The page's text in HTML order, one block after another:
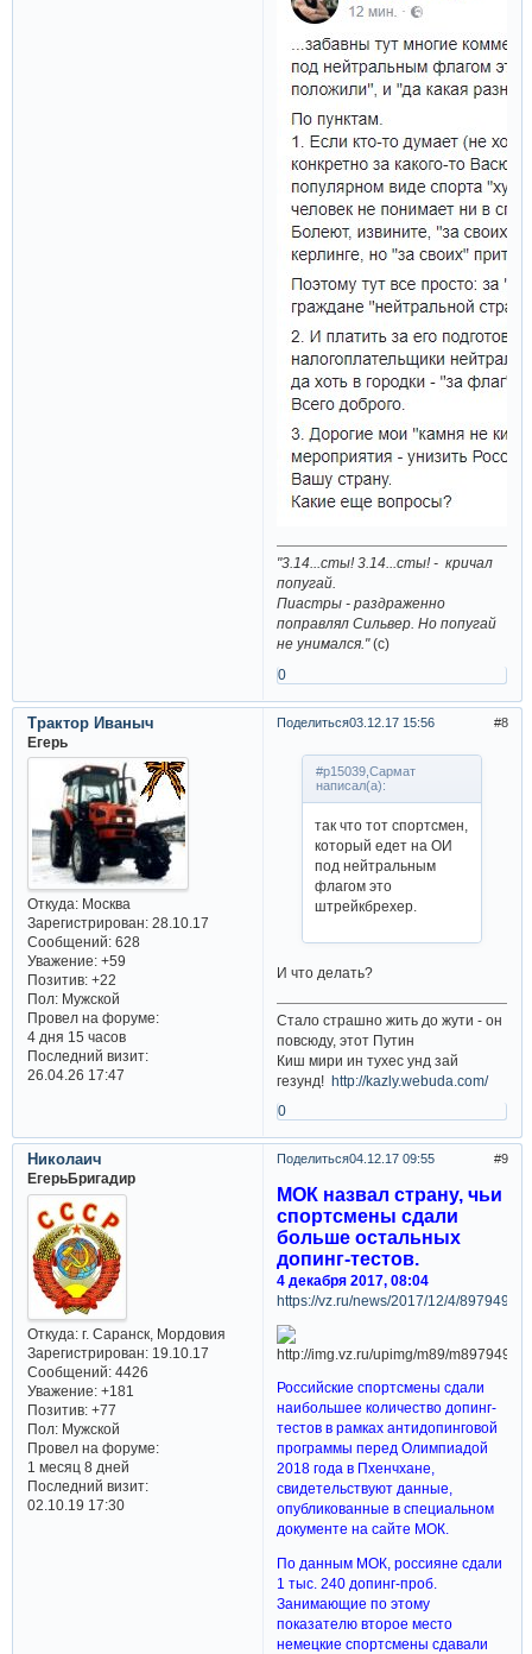
"3.14...сты! 3.14...сты! - кричал
попугай.
Пиастры - раздраженно
поправлял Сильвер. Но попугай
не унимался."(с)
0
Поделиться 8
03.12.17 15:56
Трактор Иваныч
Егерь
Откуда:Москва
Зарегистрирован: 28.10.17
Сообщений:628
Уважение: +59
Позитив: +22
Пол:Мужской
Провел на форуме:
4 дня 15 часов
Последний визит:
26.04.26 17:47
#p15039,Сармат
написал(а):
так что тот спортсмен,
который едет на ОИ
под нейтральным
флагом это
штрейкбрехер.
И что делать?
Стало страшно жить до жути - он
повсюду, этот Путин
Киш мири ин тухес унд зай
гезунд!http://kazly.webuda.com/
0
Поделиться 9
04.12.17 09:55
Николаич
ЕгерьБригадир
Откуда:г. Саранск, Мордовия
Зарегистрирован: 19.10.17
Сообщений:4426
Уважение: +181
Позитив: +77
Пол:Мужской
Провел на форуме:
1 месяц 8 дней
Последний визит:
02.10.19 17:30
МОК назвал страну, чьи
спортсмены сдали
больше остальных
допинг-тестов.
4 декабря 2017, 08:04
https://vz.ru/news/2017/12/4/
Российские спортсмены сдали
наибольшее количество допинг-
тестов в рамках антидопинговой
программы перед Олимпиадой
2018 года в Пхенчхане,
свидетельствуют данные,
опубликованные в специальном
документе на сайте МОК.
По данным МОК, россияне сдали
1 тыс. 240 допинг-проб.
Занимающие по этому
показателю второе место
немецкие спортсмены сдавали